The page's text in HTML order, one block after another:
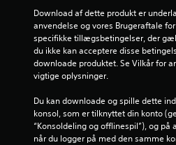
Download af dette produkt er
anvendelse og vores Brugeraftale
specifikke tillægsbetingelser, der
du ikke kan acceptere disse
downloade produktet. Se Vilkår for
vigtige oplysninger.
Du kan downloade og spille dette
konsol, som er tilknyttet din konto
“Konsoldeling og offlinespil”), og på
når du logger på med den samme